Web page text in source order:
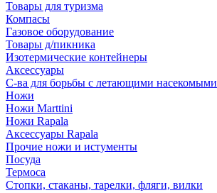
Товары для туризма
Компасы
Газовое оборудование
Товары д/пикника
Изотермические контейнеры
Аксессуары
С-ва для борьбы с летающими насекомыми
Ножи
Ножи Marttini
Ножи Rapala
Аксессуары Rapala
Прочие ножи и истументы
Посуда
Термоса
Стопки, стаканы, тарелки, фляги, вилки